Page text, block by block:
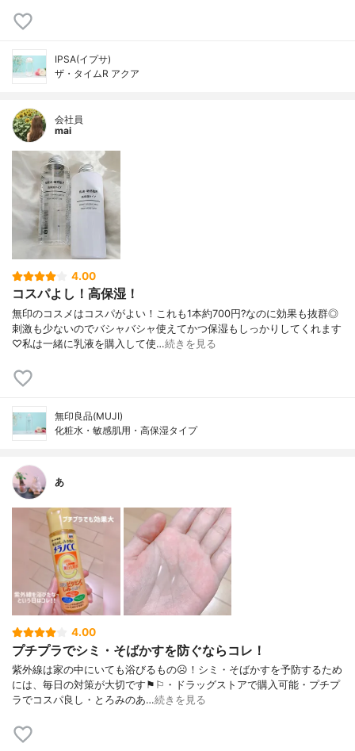
IPSA(イプサ)
ザ・タイムR アクア
会社員
mai
4.00
コスパよし！高保湿！
無印のコスメはコスパがよい！これも1本約700円?なのに効果も抜群◎
刺激も少ないのでバシャバシャ使えてかつ保湿もしっかりしてくれます
♡私は一緒に乳液を購入して使…続きを見る
無印良品(MUJI)
化粧水・敏感肌用・高保湿タイプ
あ
4.00
プチプラでシミ・そばかすを防ぐならコレ！
紫外線は家の中にいても浴びるもの☹︎！シミ・そばかすを予防するため
には、毎日の対策が大切です⚑︎⚐︎・ドラッグストアで購入可能・プチプ
ラでコスパ良し・とろみのあ…続きを見る